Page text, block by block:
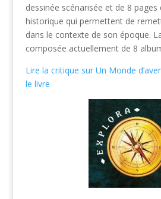
dessinée scénarisée et de 8
historique qui permettent de
dans le contexte de son époque.
composée actuellement de 8
Lire la critique sur Un Monde
le livre